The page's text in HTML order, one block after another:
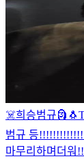
☠️희승범규🗿 🐧
범규 등
마무리하며 더워